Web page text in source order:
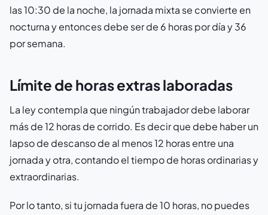
las 10:30 de la noche, la jornada mixta se convierte en
nocturna y entonces debe ser de 6 horas por día y 36
por semana.
Límite de horas extras laboradas
La ley contempla que ningún trabajador debe laborar
más de 12 horas de corrido. Es decir que debe haber un
lapso de descanso de al menos 12 horas entre una
jornada y otra, contando el tiempo de horas ordinarias y
extraordinarias.
Por lo tanto, si tu jornada fuera de 10 horas, no puedes